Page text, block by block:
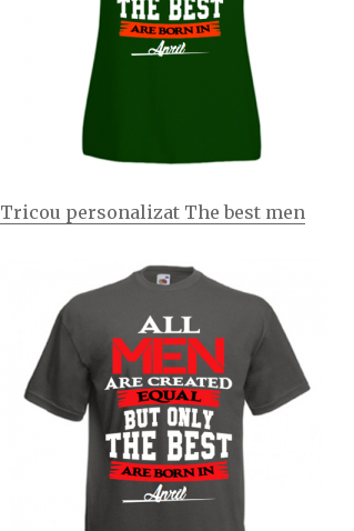
Tricou personalizat The best men